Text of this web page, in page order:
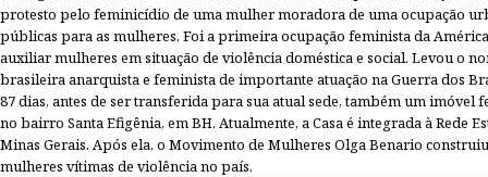
protesto pelo feminicídio de uma mulher moradora de uma ocupação
públicas para as mulheres. Foi a primeira ocupação feminista da
auxiliar mulheres em situação de violência doméstica e social. Levou o
brasileira anarquista e feminista de importante atuação na Guerra dos
87 dias, antes de ser transferida para sua atual sede, também um
no bairro Santa Efigênia, em BH. Atualmente, a Casa é integrada à Rede
Minas Gerais. Após ela, o Movimento de Mulheres Olga Benario
mulheres vítimas de violência no país.